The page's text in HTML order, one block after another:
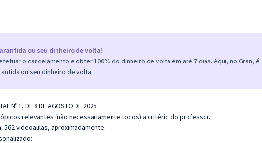
ou seu dinheiro de volta!
o cancelamento e obter 100% do dinheiro de volta em até 7 dias. Aqui, no Gran, é
ou seu dinheiro de volta.
Nº 1, DE 8 DE AGOSTO DE 2025
relevantes (não necessariamente todos) a critério do professor.
562 videoaulas, aproximadamente.